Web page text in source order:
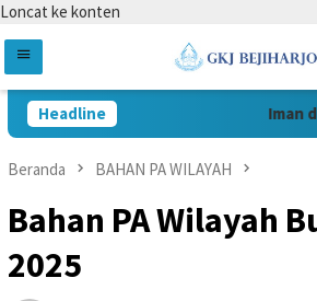
Loncat ke konten
Headline Iman
Beranda BAHAN PA WILAYAH
Bahan PA Wilayah
2025